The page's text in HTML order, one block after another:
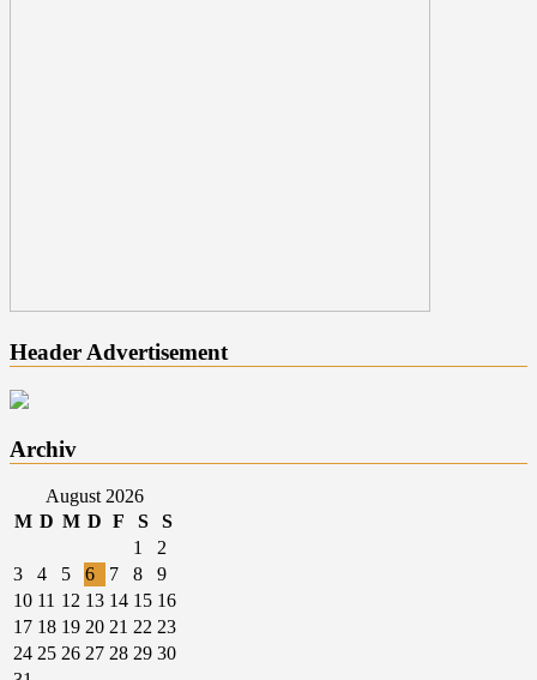
Header Advertisement
Archiv
August 2026
M D M D F S
S
1
2
3
4 5 6 7 8
9
10 11 12 13 14 15 16
17 18 19 20 21 22 23
24 25 26 27 28 29 30